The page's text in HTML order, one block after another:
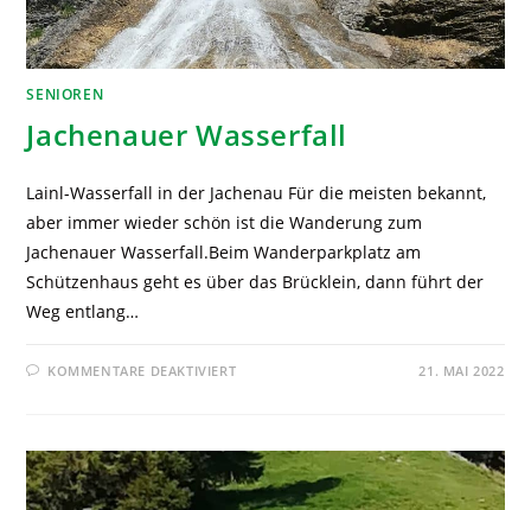
SENIOREN
Jachenauer Wasserfall
Lainl-Wasserfall in der Jachenau Für die meisten bekannt,
aber immer wieder schön ist die Wanderung zum
Jachenauer Wasserfall.Beim Wanderparkplatz am
Schützenhaus geht es über das Brücklein, dann führt der
Weg entlang…
KOMMENTARE DEAKTIVIERT 21. MAI 2022